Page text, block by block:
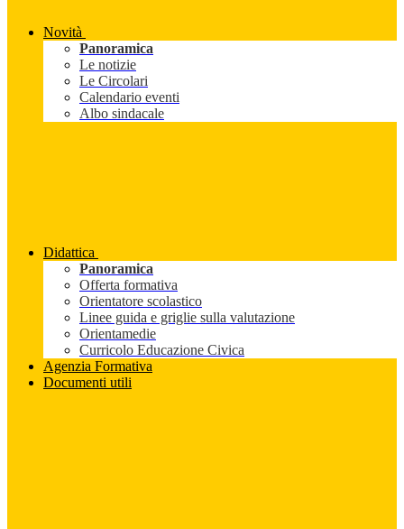
Novità
Panoramica
Le notizie
Le Circolari
Calendario eventi
Albo sindacale
Didattica
Panoramica
Offerta formativa
Orientatore scolastico
Linee guida e griglie sulla valutazione
Orientamedie
Curricolo Educazione Civica
Agenzia Formativa
Documenti utili